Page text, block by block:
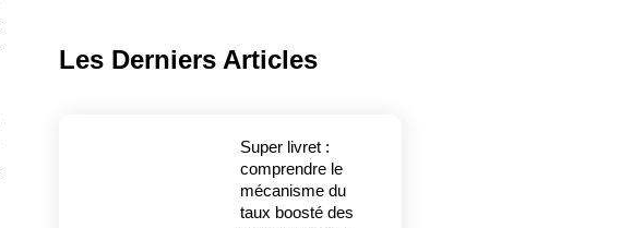
Les Derniers Articles
Super livret :
comprendre le
mécanisme du
taux boosté des